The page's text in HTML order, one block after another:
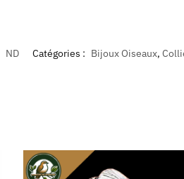
ND Catégories : Bijoux Oiseaux,